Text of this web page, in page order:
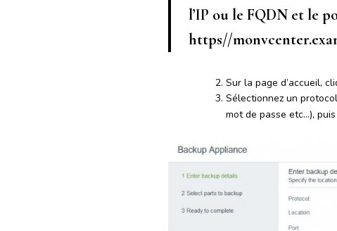
l’IP ou le FQDN et le
https//
Sur la page d’accueil,
Sélectionnez un
mot de passe etc…),